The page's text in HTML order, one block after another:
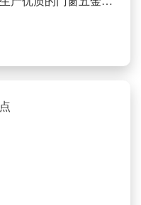
方面：